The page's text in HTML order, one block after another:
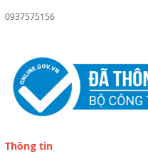
0937575156
Thông tin